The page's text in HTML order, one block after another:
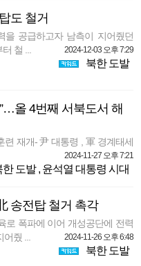
도 철거
을 공급하고자 남측이 지어줬던
철 ...
2024-12-03 오후 7:29
북한 도발
올 4번째 서북도서 해
련 재개- 尹 대통령 , 軍 경계태세
2024-11-27 오후 7:21
한 도발, 윤석열 대통령 시대
송전탑 철거 촉각
로 폭파에 이어 개성공단에 전력
줬 ...
2024-11-26 오후 6:48
북한 도발